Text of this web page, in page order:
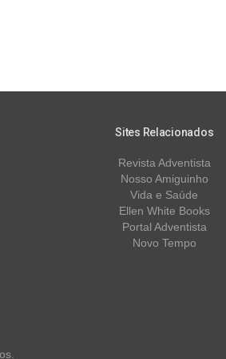
Sites Relacionados
Revista Adventista
Nosso Amiguinho
Vida e Saúde
Ellen White Books
Portal Adventista
Novo Tempo